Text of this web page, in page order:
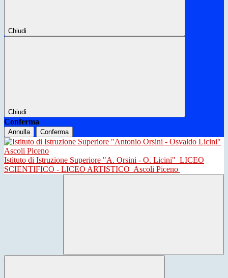
Chiudi
Chiudi
Conferma
Annulla Conferma
Istituto di Istruzione Superiore "A. Orsini - O. Licini" LICEO
SCIENTIFICO - LICEO ARTISTICO Ascoli Piceno